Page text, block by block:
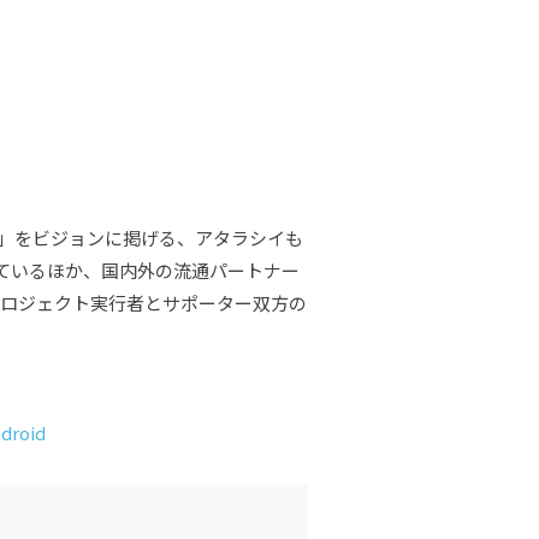
をビジョンに掲げる、アタラシイも
るほか、国内外の流通パートナー
ジェクト実行者とサポーター双方の